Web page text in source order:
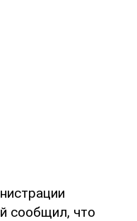
сообщил, что